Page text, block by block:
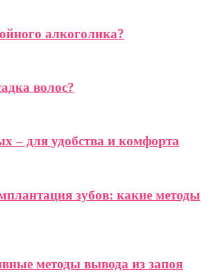
алкоголика?
волос?
– для удобства и комфорта
зубов: какие методы
методы вывода из запоя